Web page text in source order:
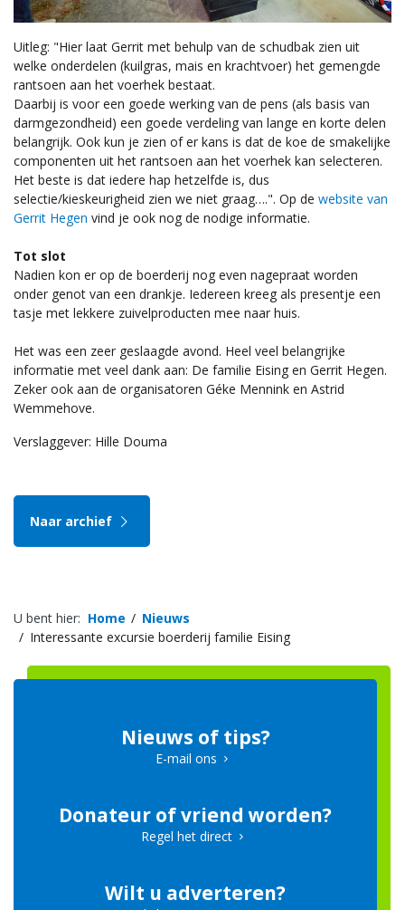
Uitleg: "Hier laat Gerrit met behulp van de schudbak zien uit
welke onderdelen (kuilgras, mais en krachtvoer) het gemengde
rantsoen aan het voerhek bestaat.
Daarbij is voor een goede werking van de pens (als basis van
darmgezondheid) een goede verdeling van lange en korte delen
belangrijk. Ook kun je zien of er kans is dat de koe de smakelijke
componenten uit het rantsoen aan het voerhek kan selecteren.
Het beste is dat iedere hap hetzelfde is, dus
selectie/kieskeurigheid zien we niet graag….". Op de website van
Gerrit Hegen vind je ook nog de nodige informatie.
Tot slot
Nadien kon er op de boerderij nog even nagepraat worden
onder genot van een drankje. Iedereen kreeg als presentje een
tasje met lekkere zuivelproducten mee naar huis.
Het was een zeer geslaagde avond. Heel veel belangrijke
informatie met veel dank aan: De familie Eising en Gerrit Hegen.
Zeker ook aan de organisatoren Géke Mennink en Astrid
Wemmehove.
Verslaggever: Hille Douma
Naar archief
U bent hier: Home
Nieuws
Interessante excursie boerderij familie Eising
Nieuws of tips?
E-mail ons
Donateur of vriend worden?
Regel het direct
Wilt u adverteren?